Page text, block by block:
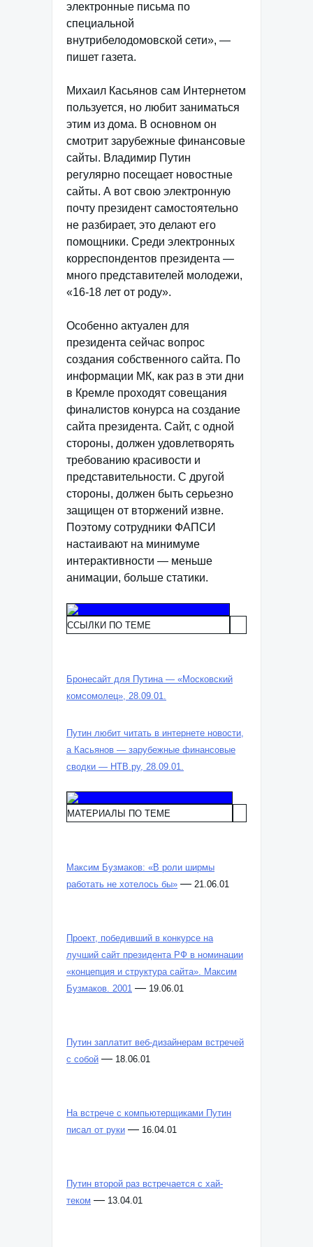
электронные письма по
специальной
внутрибелодомовской сети», —
пишет газета.
Михаил Касьянов сам Интернетом
пользуется, но любит заниматься
этим из дома. В основном он
смотрит зарубежные финансовые
сайты. Владимир Путин
регулярно посещает новостные
сайты. А вот свою электронную
почту президент самостоятельно
не разбирает, это делают его
помощники. Среди электронных
корреспондентов президента —
много представителей молодежи,
«16-18 лет от роду».
Особенно актуален для
президента сейчас вопрос
создания собственного сайта. По
информации МК, как раз в эти дни
в Кремле проходят совещания
финалистов конурса на создание
сайта президента. Сайт, с одной
стороны, должен удовлетворять
требованию красивости и
представительности. С другой
стороны, должен быть серьезно
защищен от вторжений извне.
Поэтому сотрудники ФАПСИ
настаивают на минимуме
интерактивности — меньше
анимации, больше статики.
ССЫЛКИ ПО ТЕМЕ
Бронесайт для Путина — «Московский
комсомолец», 28.09.01.
Путин любит читать в интернете новости,
а Касьянов — зарубежные финансовые
сводки — НТВ.ру, 28.09.01.
МАТЕРИАЛЫ ПО ТЕМЕ
Максим Бузмаков: «В роли ширмы
работать не хотелось бы» — 21.06.01
Проект, победивший в конкурсе на
лучший сайт президента РФ в номинации
«концепция и структура сайта». Максим
Бузмаков. 2001 — 19.06.01
Путин заплатит веб-дизайнерам встречей
с собой — 18.06.01
На встрече с компьютерщиками Путин
писал от руки — 16.04.01
Путин второй раз встречается с хай-
теком — 13.04.01